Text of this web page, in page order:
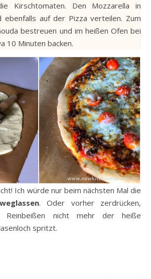
Kirschtomaten. Den Mozzarella in
ebenfalls auf der Pizza verteilen. Zum
bestreuen und im heißen Ofen bei
10 Minuten backen.
Ich würde nur beim nächsten Mal die
. Oder vorher zerdrücken,
nicht mehr der heiße
spritzt.